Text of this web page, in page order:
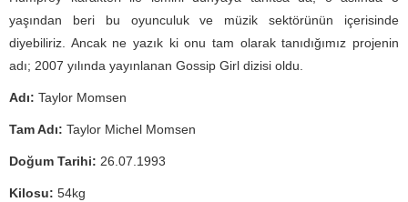
yaşından beri bu oyunculuk ve müzik sektörünün içerisinde
diyebiliriz. Ancak ne yazık ki onu tam olarak tanıdığımız projenin
adı; 2007 yılında yayınlanan Gossip Girl dizisi oldu.
Adı: Taylor Momsen
Tam Adı: Taylor Michel Momsen
Doğum Tarihi: 26.07.1993
Kilosu: 54kg